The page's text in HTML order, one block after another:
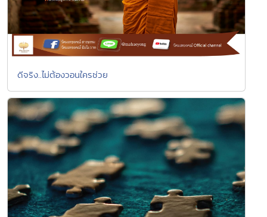
ดีจริง..ไม่ต้องวอนใครช่วย